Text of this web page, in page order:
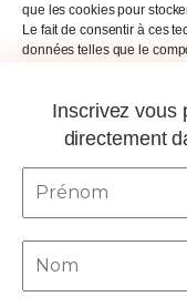
que les cookies pour
Le fait de consentir à ces
données telles que le
Préférences
Inscrivez vous
directement